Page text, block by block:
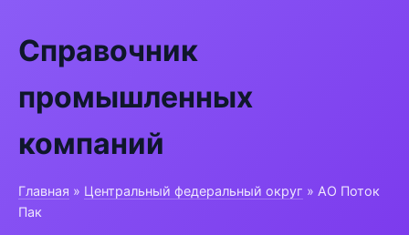
Справочник
промышленных
компаний
Главная » Центральный федеральный округ » АО Поток
Пак